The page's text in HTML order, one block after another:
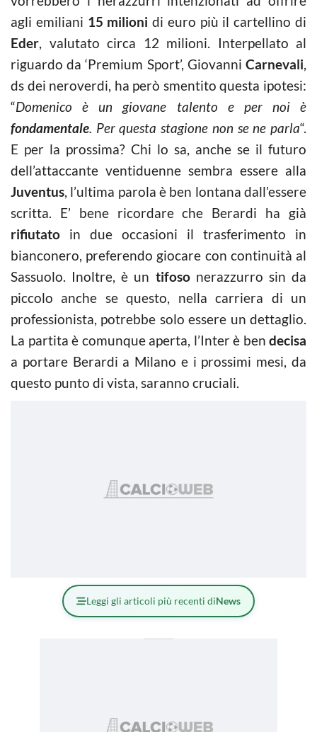
agli emiliani 15 milioni di euro più il cartellino di
Eder, valutato circa 12 milioni. Interpellato al
riguardo da ‘Premium Sport’, Giovanni Carnevali,
ds dei neroverdi, ha però smentito questa ipotesi:
“Domenico è un giovane talento e per noi è
fondamentale. Per questa stagione non se ne parla“.
E per la prossima? Chi lo sa, anche se il futuro
dell’attaccante ventiduenne sembra essere alla
Juventus, l’ultima parola è ben lontana dall’essere
scritta. E’ bene ricordare che Berardi ha già
rifiutato in due occasioni il trasferimento in
bianconero, preferendo giocare con continuità al
Sassuolo. Inoltre, è un tifosonerazzurro sin da
piccolo anche se questo, nella carriera di un
professionista, potrebbe solo essere un dettaglio.
La partita è comunque aperta, l’Inter è ben decisa
a portare Berardi a Milano e i prossimi mesi, da
questo punto di vista, saranno cruciali.
Leggi gli articoli più recenti diNews